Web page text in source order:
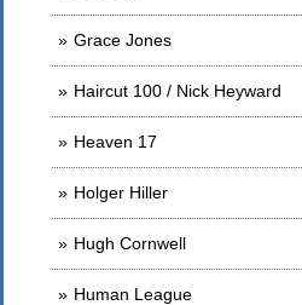
Grace Jones
Haircut 100 / Nick Heyward
Heaven 17
Holger Hiller
Hugh Cornwell
Human League